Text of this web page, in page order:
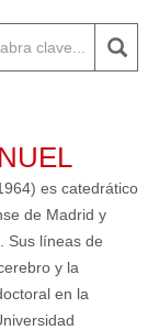
es catedrático
de Madrid y
Sus líneas de
y la
en la